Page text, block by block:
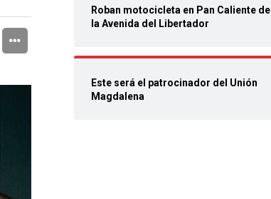
Roban motocicleta en Pan Caliente de
la Avenida del Libertador
Este será el patrocinador del Unión
Magdalena